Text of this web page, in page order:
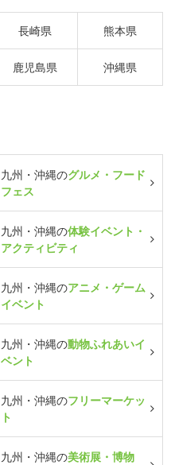
長崎県 熊本県
鹿児島県 沖縄県
九州・沖縄のグルメ・フード
フェス
九州・沖縄の体験イベント・
アクティビティ
九州・沖縄のアニメ・ゲーム
イベント
九州・沖縄の動物ふれあいイ
ベント
九州・沖縄のフリーマーケッ
ト
九州・沖縄の美術展・博物